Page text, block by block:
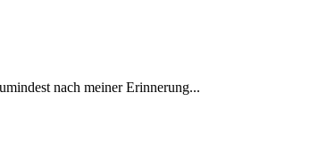
nach meiner Erinnerung...